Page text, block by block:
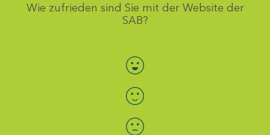
Wie zufrieden sind Sie mit der Website der
SAB?
Bewertung auswählen